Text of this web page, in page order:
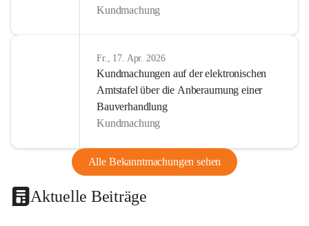
Kundmachung
Fr., 17. Apr. 2026
Kundmachungen auf der elektronischen
Amtstafel über die Anberaumung einer
Bauverhandlung
Kundmachung
Alle Bekanntmachungen sehen
Aktuelle Beiträge